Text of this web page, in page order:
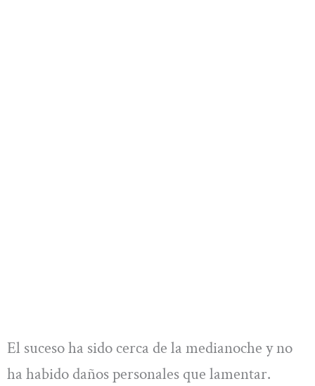
El suceso ha sido cerca de la medianoche y no
ha habido daños personales que lamentar.